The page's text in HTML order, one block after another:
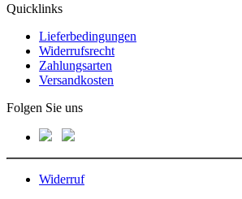
Quicklinks
Lieferbedingungen
Widerrufsrecht
Zahlungsarten
Versandkosten
Folgen Sie uns
Widerruf